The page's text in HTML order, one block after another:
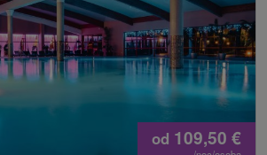
od 109,50 €